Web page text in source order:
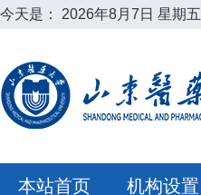
今天是： 2026年8月7日 星期五
本站首页 机构设置